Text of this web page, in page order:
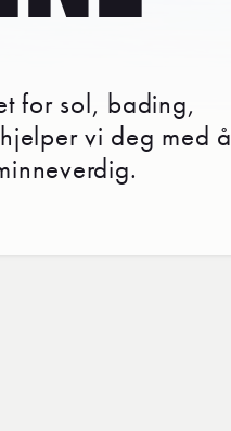
for sol, bading,
vi deg med å